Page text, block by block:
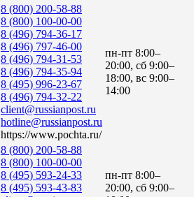
8 (800) 200-58-88
8 (800) 100-00-00
8 (496) 794-36-17
8 (496) 797-46-00
8 (496) 794-31-53
8 (496) 794-35-94
8 (495) 996-23-67
8 (496) 794-32-22
client@russianpost.ru
hotline@russianpost.ru
https://www.pochta.ru/
пн-пт 8:00–
20:00, сб 9:00–
18:00, вс 9:00–
14:00
8 (800) 200-58-88
8 (800) 100-00-00
8 (495) 593-24-33
8 (495) 593-43-83
пн-пт 8:00–
20:00, сб 9:00–